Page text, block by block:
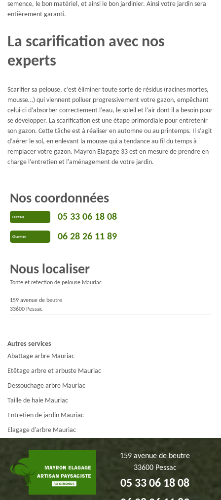
semence, le bon matériel, et ainsi le bon jardinier. Ainsi votre jardin sera
entièrement garanti.
La scarification avec nos
experts
Scarifier sa pelouse, c’est éliminer toute sorte de résidus (racines mortes,
mousse…) qui viennent polluer progressivement votre gazon, empêchant
celui-ci d’absorber correctement l’eau, le soleil et l’air dont il a besoin pour
se développer. La scarification est une étape primordiale pour entretenir
son gazon. Cette tâche est à réaliser en automne ou au printemps. Il s’agit
d’aérer le sol, en enlevant la mousse qui a tendance au fil du temps à
remplacer votre gazon. Mayron Elagage 33 est en mesure de prendre en
charge l’entretien et l'aménagement de votre jardin.
Nos coordonnées
Bureau 05 33 06 18 08
Chantier 06 28 26 11 89
Nous localiser
Tonte et refection de pelouse Mauriac
159 avenue de beutre
33600 Pessac
Autres services
Abattage arbre Mauriac
Etêtage arbre et arbuste Mauriac
Dessouchage arbre Mauriac
Taille de haie Mauriac
Entretien de jardin Mauriac
Elagage d'arbre Mauriac
159 avenue de beutre
33600 Pessac
05 33 06 18 08